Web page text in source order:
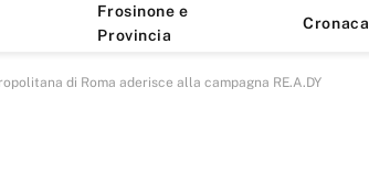
Frosinone e
Provincia
Cronaca
di Roma aderisce alla campagna RE.A.DY